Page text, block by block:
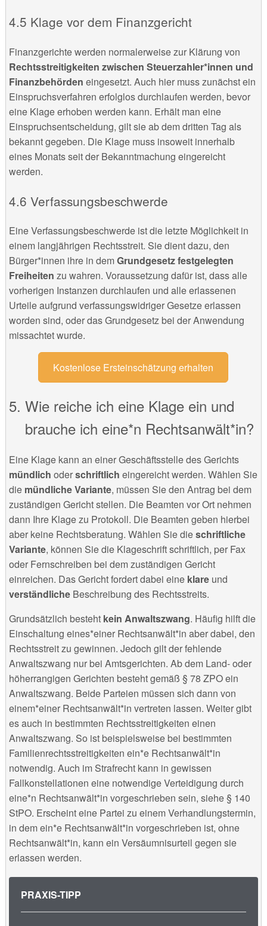
Klage vor dem Finanzgericht
Finanzgerichte werden normalerweise zur Klärung von
Rechtsstreitigkeiten zwischen Steuerzahler*innen und
Finanzbehörden eingesetzt. Auch hier muss zunächst ein
Einspruchsverfahren erfolglos durchlaufen werden, bevor
eine Klage erhoben werden kann. Erhält man eine
Einspruchsentscheidung, gilt sie ab dem dritten Tag als
bekannt gegeben. Die Klage muss insoweit innerhalb
eines Monats seit der Bekanntmachung eingereicht
werden.
Verfassungsbeschwerde
Eine Verfassungsbeschwerde ist die letzte Möglichkeit in
einem langjährigen Rechtsstreit. Sie dient dazu, den
Bürger*innen ihre in demGrundgesetz festgelegten
Freiheiten zu wahren. Voraussetzung dafür ist, dass alle
vorherigen Instanzen durchlaufen und alle erlassenen
Urteile aufgrund verfassungswidriger Gesetze erlassen
worden sind, oder das Grundgesetz bei der Anwendung
missachtet wurde.
Kostenlose Ersteinschätzung erhalten
Wie reiche ich eine Klage ein und
brauche ich eine*n Rechtsanwält*in?
Eine Klage kann an einer Geschäftsstelle des Gerichts
mündlich oderschriftlich eingereicht werden. Wählen Sie
die mündliche Variante, müssen Sie den Antrag bei dem
zuständigen Gericht stellen. Die Beamten vor Ort nehmen
dann Ihre Klage zu Protokoll. Die Beamten geben hierbei
aber keine Rechtsberatung. Wählen Sie dieschriftliche
Variante, können Sie die Klageschrift schriftlich, per Fax
oder Fernschreiben bei dem zuständigen Gericht
einreichen. Das Gericht fordert dabei eine klare und
verständliche Beschreibung des Rechtsstreits.
Grundsätzlich bestehtkein Anwaltszwang. Häufig hilft die
Einschaltung eines*einer Rechtsanwält*in aber dabei, den
Rechtsstreit zu gewinnen. Jedoch gilt der fehlende
Anwaltszwang nur bei Amtsgerichten. Ab dem Land- oder
höherrangigen Gerichten besteht gemäß § 78 ZPO ein
Anwaltszwang. Beide Parteien müssen sich dann von
einem*einer Rechtsanwält*in vertreten lassen. Weiter gibt
es auch in bestimmten Rechtsstreitigkeiten einen
Anwaltszwang. So ist beispielsweise bei bestimmten
Familienrechtsstreitigkeiten ein*e Rechtsanwält*in
notwendig. Auch im Strafrecht kann in gewissen
Fallkonstellationen eine notwendige Verteidigung durch
eine*n Rechtsanwält*in vorgeschrieben sein, siehe § 140
StPO. Erscheint eine Partei zu einem Verhandlungstermin,
in dem ein*e Rechtsanwält*in vorgeschrieben ist, ohne
Rechtsanwält*in, kann ein Versäumnisurteil gegen sie
erlassen werden.
PRAXIS-TIPP